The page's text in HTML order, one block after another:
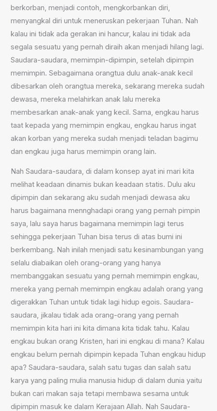
berkorban, menjadi contoh, mengkorbankan diri,
menyangkal diri untuk meneruskan pekerjaan Tuhan. Nah
kalau ini tidak ada gerakan ini hancur, kalau ini tidak ada
segala sesuatu yang pernah diraih akan menjadi hilang lagi.
Saudara-saudara, memimpin-dipimpin, setelah dipimpin
memimpin. Sebagaimana orangtua dulu anak-anak kecil
dibesarkan oleh orangtua mereka, sekarang mereka sudah
dewasa, mereka melahirkan anak lalu mereka
membesarkan anak-anak yang kecil. Sama, engkau harus
taat kepada yang memimpin engkau, engkau harus ingat
akan korban yang mereka sudah menjadi teladan bagimu
dan engkau juga harus memimpin orang lain.
Nah Saudara-saudara, di dalam konsep ayat ini mari kita
melihat keadaan dinamis bukan keadaan statis. Dulu aku
dipimpin dan sekarang aku sudah menjadi dewasa aku
harus bagaimana mennghadapi orang yang pernah pimpin
saya, lalu saya harus bagaimana memimpin lagi terus
sehingga pekerjaan Tuhan bisa terus di atas bumi ini
berkembang. Nah inilah menjadi satu kesinambungan yang
selalu diabaikan oleh orang-orang yang hanya
membanggakan sesuatu yang pernah memimpin engkau,
mereka yang pernah memimpin engkau adalah orang yang
digerakkan Tuhan untuk tidak lagi hidup egois. Saudara-
saudara, jikalau tidak ada orang-orang yang pernah
memimpin kita hari ini kita dimana kita tidak tahu. Kalau
engkau bukan orang Kristen, hari ini engkau di mana? Kalau
engkau belum pernah dipimpin kepada Tuhan engkau hidup
apa? Saudara-saudara, salah satu tugas dan salah satu
karya yang paling mulia manusia hidup di dalam dunia yaitu
bukan cari makan saja tetapi membawa sesama untuk
dipimpin masuk ke dalam Kerajaan Allah. Nah Saudara-